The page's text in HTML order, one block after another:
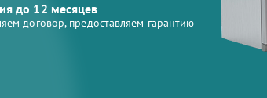
до 12 месяцев
договор, предоставляем гарантию